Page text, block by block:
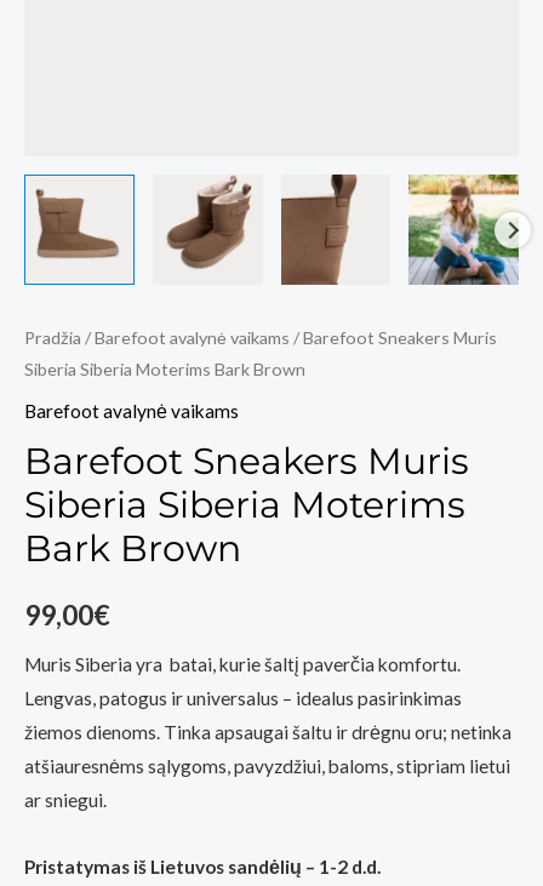
Pradžia /Barefoot avalynė vaikams / Barefoot Sneakers Muris
Siberia Siberia Moterims Bark Brown
Barefoot avalynė vaikams
Barefoot Sneakers Muris
Siberia Siberia Moterims
Bark Brown
99,00€
Muris Siberia yra batai, kurie šaltį paverčia komfortu.
Lengvas, patogus ir universalus – idealus pasirinkimas
žiemos dienoms. Tinka apsaugai šaltu ir drėgnu oru; netinka
atšiauresnėms sąlygoms, pavyzdžiui, baloms, stipriam lietui
ar sniegui.
Pristatymas iš Lietuvos sandėlių – 1-2 d.d.